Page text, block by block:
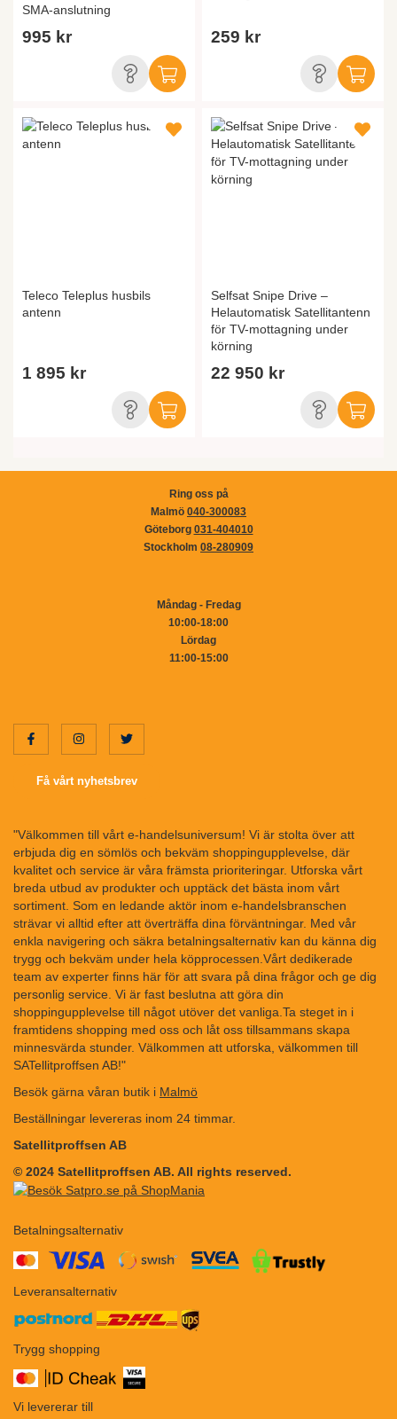
SMA-anslutning
995 kr 259 kr
Teleco Teleplus husbils
antenn
1 895 kr
Selfsat Snipe Drive –
Helautomatisk Satellitantenn
för TV-mottagning under
körning
22 950 kr
Ring oss på
Malmö 040-300083
Göteborg 031-404010
Stockholm 08-280909
Måndag - Fredag
10:00-18:00
Lördag
11:00-15:00
Få vårt nyhetsbrev
"Välkommen till vårt e-handelsuniversum! Vi är stolta över att
erbjuda dig en sömlös och bekväm shoppingupplevelse, där
kvalitet och service är våra främsta prioriteringar. Utforska vårt
breda utbud av produkter och upptäck det bästa inom vårt
sortiment. Som en ledande aktör inom e-handelsbranschen
strävar vi alltid efter att överträffa dina förväntningar. Med vår
enkla navigering och säkra betalningsalternativ kan du känna dig
trygg och bekväm under hela köpprocessen.Vårt dedikerade
team av experter finns här för att svara på dina frågor och ge dig
personlig service. Vi är fast beslutna att göra din
shoppingupplevelse till något utöver det vanliga.Ta steget in i
framtidens shopping med oss och låt oss tillsammans skapa
minnesvärda stunder. Välkommen att utforska, välkommen till
SATellitproffsen AB!"
Besök gärna våran butik i Malmö
Beställningar levereras inom 24 timmar.
Satellitproffsen AB
© 2024 Satellitproffsen AB. All rights reserved.
Betalningsalternativ
Leveransalternativ
Trygg shopping
Vi levererar till